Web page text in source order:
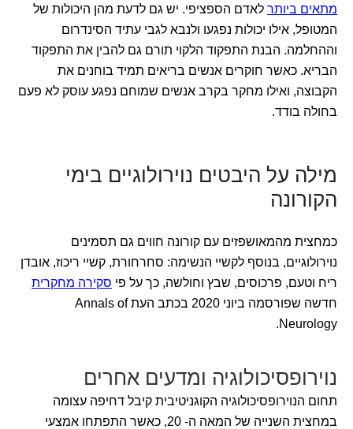
מתאים ביותר לאדם הספציפי. יש גם לדעת מהן היכולות של
המטופל, אילו יכולות נפגעו ולנבא לגבי עתיד הסינדרום
וההחלמה. הבנת התפקוד הלקוי תורם גם להבין את התפקוד
הבריא. כאשר חוקרים אנשים בריאים תמיד בוחנים את
הקבוצה, ואילו מחקר בקרב אנשים שמוחם נפגע עוסק לא פעם
בחולה בודד.
מילה על היבטים נוירולוגיים בימי
הקורונה
כמחצית מהמאושפזים עם קורונה חווים גם תסמינים
נוירולוגיים, בנוסף לקשיי הנשימה: סחרחורת, קשיי ריכוז, אובדן
ריח וטעם, פרכוסים, שבץ וחולשה, כך על פי סקירה מחקרית
חדשה שפורסמה ביוני 2020 בכתב העת Annals of
Neurology.
נוירופסיכולוגיה ומדעים אחרים
תחום הנוירופסיכולוגיה הקוגניטיבית קיבל דחיפה עצומה
במחצית השנייה של המאה ה- 20, כאשר התפתחו אמצעי